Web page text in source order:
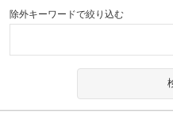
除外キーワードで絞り込む